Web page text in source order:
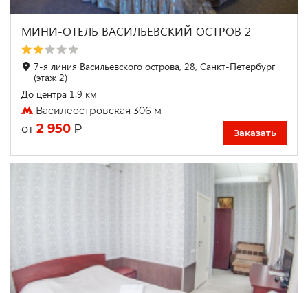
МИНИ-ОТЕЛЬ ВАСИЛЬЕВСКИЙ ОСТРОВ 2
7-я линия Васильевского острова, 28, Санкт-Петербург
(этаж 2)
До центра 1.9 км
Василеостровская 306 м
от 2 950 ₽ Заказать